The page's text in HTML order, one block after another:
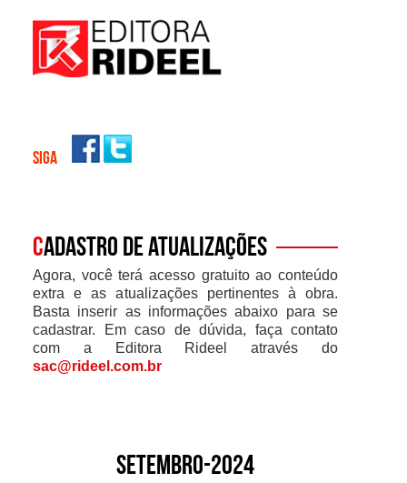
SIGA
Cadastro de atualizações
Agora, você terá acesso gratuito ao conteúdo
extra e as atualizações pertinentes à obra.
Basta inserir as informações abaixo para se
cadastrar. Em caso de dúvida, faça contato
com a Editora Rideel através do
sac@rideel.com.br
setembro-2024